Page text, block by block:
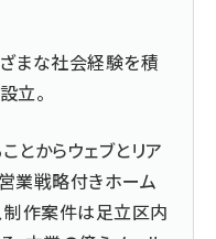
まな社会経験を積
立。
とからウェブとリア
業戦略付きホーム
制作案件は足立区内